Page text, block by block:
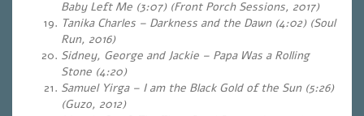
Baby Left Me (3:07) (Front Porch Sessions, 2017)
Tanika Charles – Darkness and the Dawn (4:02) (Soul
Run, 2016)
Sidney, George and Jackie – Papa Was a Rolling
Stone (4:20)
Samuel Yirga – I am the Black Gold of the Sun (5:26)
(Guzo, 2012)